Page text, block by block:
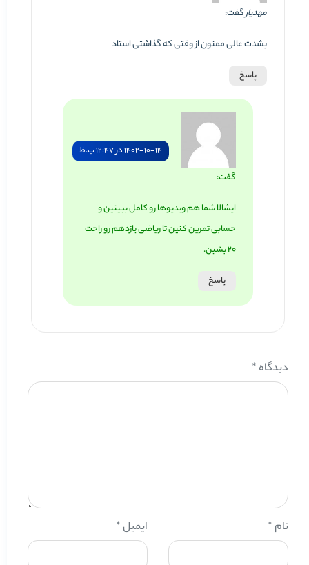
مهدیارگفت:
بشدت عالی ممنون از وقتی که گذاشتی استاد
پاسخ
گفت:
1402-10-14 در 12:47 ب.ظ
ایشالا شما هم ویدیوها رو کامل ببینین و
حسابی تمرین کنین تا ریاضی یازدهم رو راحت
20 بشین.
پاسخ
دیدگاه *
نام * ایمیل*